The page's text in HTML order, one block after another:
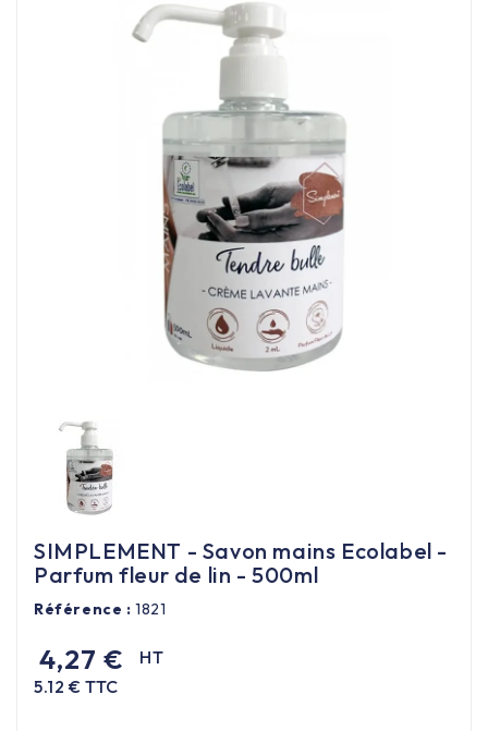
Produit d'accueil
Alimentaire & jetable 
Équipement cuisine pro 
Les nouveaux produits
SIMPLEMENT - Savon mains Ecolabel -
Parfum fleur de lin - 500ml
Référence : 1821
4,27 €
HT
5.12 € TTC